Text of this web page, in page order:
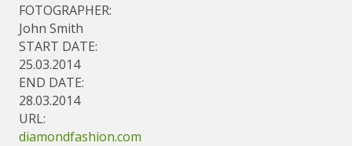
FOTOGRAPHER:
John Smith
START DATE:
25.03.2014
END DATE:
28.03.2014
URL:
diamondfashion.com